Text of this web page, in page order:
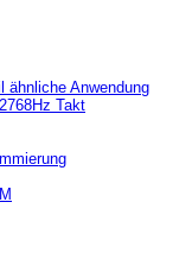
ähnliche Anwendung
Takt